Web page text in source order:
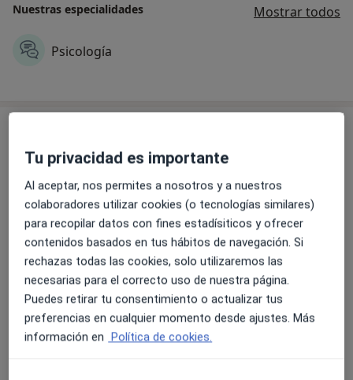
Nuestras especialidades Mostrar todos
Psicología
Evaluación cognitiva
DetallesEvaluación cognitiva
Reservar
Rehabilitación Cognitiva
70 €
DetallesRehabilitación Cognitiva
Tu privacidad es importante
Al aceptar, nos permites a nosotros y a nuestros
colaboradores utilizar cookies (o tecnologías similares)
para recopilar datos con fines estadísiticos y ofrecer
contenidos basados en tus hábitos de navegación. Si
rechazas todas las cookies, solo utilizaremos las
necesarias para el correcto uso de nuestra página.
Puedes retirar tu consentimiento o actualizar tus
preferencias en cualquier momento desde ajustes. Más
información en Política de cookies.